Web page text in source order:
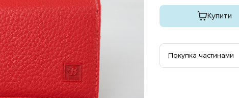
Купити
Покупка частинами